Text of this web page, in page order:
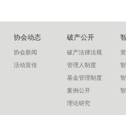
协会动态
协会新闻
活动宣传
破产公开
破产法律法规
管理人制度
基金管理制度
案例公开
理论研究